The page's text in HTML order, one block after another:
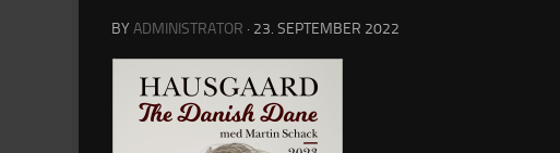
BY ADMINISTRATOR · 23. SEPTEMBER 2022